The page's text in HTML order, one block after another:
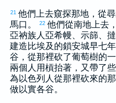
21 他們上去窺探那地，從尋
馬口。 22 他們從南地上去
亞衲族人 亞希幔、 示篩、
建造比埃及 的鎖安城早七
谷，從那裡砍了葡萄樹的
兩個人用槓抬著，又帶了
為以色列 人從那裡砍來的
做以實各谷。